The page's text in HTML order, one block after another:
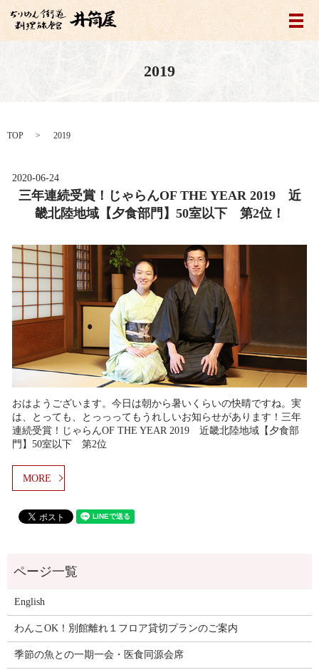
メ
2019
TOP 2019
2020-06-24
三年連続受賞！じゃらんOF THE YEAR 2019 近
畿北陸地域【夕食部門】50室以下 第2位！
おはようございます。今日は朝から暑いくらいの快晴ですね。実
は、とっても、とっっってもうれしいお知らせがあります！三年
連続受賞！じゃらんOF THE YEAR 2019 近畿北陸地域【夕食部
門】50室以下 第2位
MORE
English
わんこOK！別館離れ１フロア貸切プランのご案内
季節の魚との一期一会・医食同源会席